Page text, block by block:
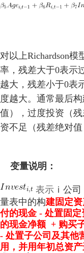
对以上Richardson
率，残差大于0表示
越大， 残差小于0表
度越大。通常最后
值），过度投资（
资不足（残差绝对
变量说明：
表示 ｉ公
量表中的构建固定
付的现金 - 处置固
的现金净额 + 购买
- 处置子公司及其他
用，并用年初总资